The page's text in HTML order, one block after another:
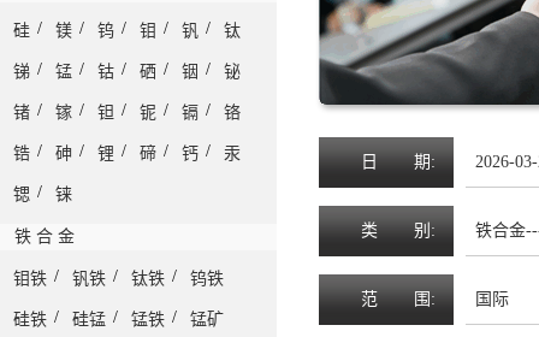
硅 / 镁 / 钨 / 钼 / 钒 / 钛
锑 / 锰 / 钴 / 硒 / 铟 / 铋
锗 / 镓 / 钽 / 铌 / 镉 / 铬
锆 / 砷 / 锂 / 碲 / 钙 / 汞
锶 / 铼
铁 合 金
钼铁 / 钒铁 / 钛铁 / 钨铁
硅铁 / 硅锰 / 锰铁 / 锰矿
日 期: 2026-
类 别: 铁合金
范 围 : 国际